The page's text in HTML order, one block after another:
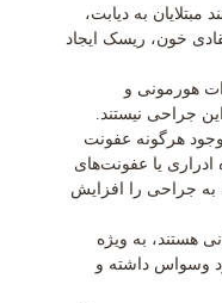
مبتلایان به دیابت،
خون، ریسک ایجاد
هورمونی و
جراحی نیستند.
هرگونه عفونت
ادراری یا عفونت‌های
جراحی را افزایش
هستند، به ویژه
وسواس داشته و